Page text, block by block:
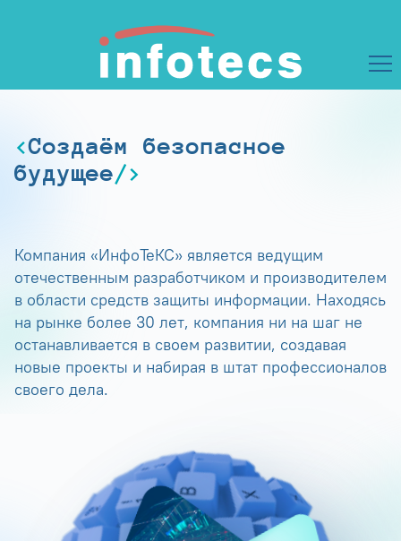
Создаём безопасное
будущее
Компания «ИнфоТеКС» является ведущим
отечественным разработчиком и производителем
в области средств защиты информации. Находясь
на рынке более 30 лет, компания ни на шаг не
останавливается в своем развитии, создавая
новые проекты и набирая в штат профессионалов
своего дела.